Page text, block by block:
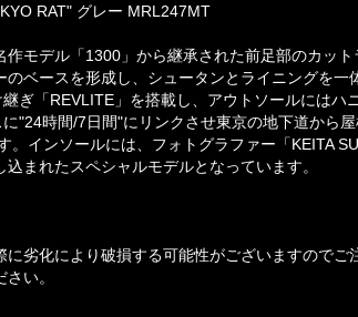
RAT" グレー MRL247MT
モデル「1300」から継承された前足部のカッ
ベースを形成し、シュータンとライニングを一
ぎ「REVLITE」を搭載し、アウトソールにはハ
"24時間/7日間"にリンクさせ東京の地下道から
インソールには、フォトグラファー「KEITA
まれたスペシャルモデルとなっています。
劣化により破損する可能性がございますのでご
い。